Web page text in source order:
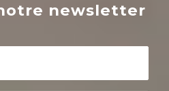
newsletter